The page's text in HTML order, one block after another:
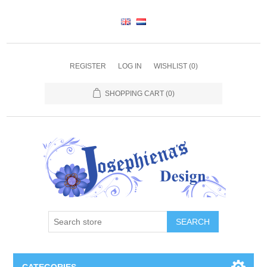
REGISTER LOG IN WISHLIST (0)
SHOPPING CART (0)
SEARCH